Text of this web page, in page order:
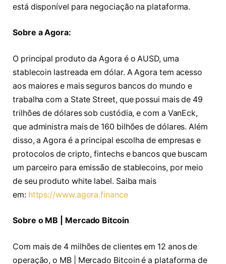
está disponível para negociação na plataforma.
Sobre a Agora:
O principal produto da Agora é o AUSD, uma
stablecoin lastreada em dólar. A Agora tem acesso
aos maiores e mais seguros bancos do mundo e
trabalha com a State Street, que possui mais de 49
trilhões de dólares sob custódia, e com a VanEck,
que administra mais de 160 bilhões de dólares. Além
disso, a Agora é a principal escolha de empresas e
protocolos de cripto, fintechs e bancos que buscam
um parceiro para emissão de stablecoins, por meio
de seu produto white label. Saiba mais
em:https://www.agora.finance
Sobre o MB | Mercado Bitcoin
Com mais de 4 milhões de clientes em 12 anos de
operação, o MB | Mercado Bitcoin é a plataforma de